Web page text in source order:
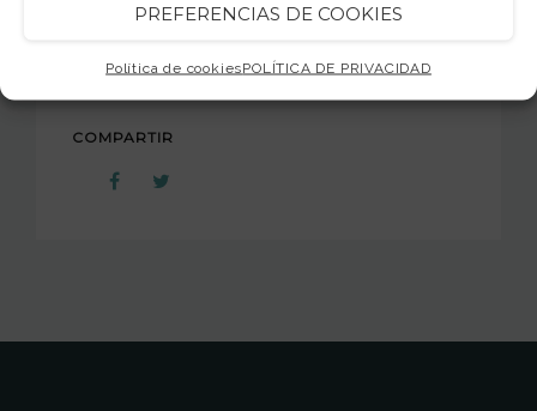
PREFERENCIAS DE COOKIES
Política de cookiesPOLÍTICA DE PRIVACIDAD
COMPARTIR